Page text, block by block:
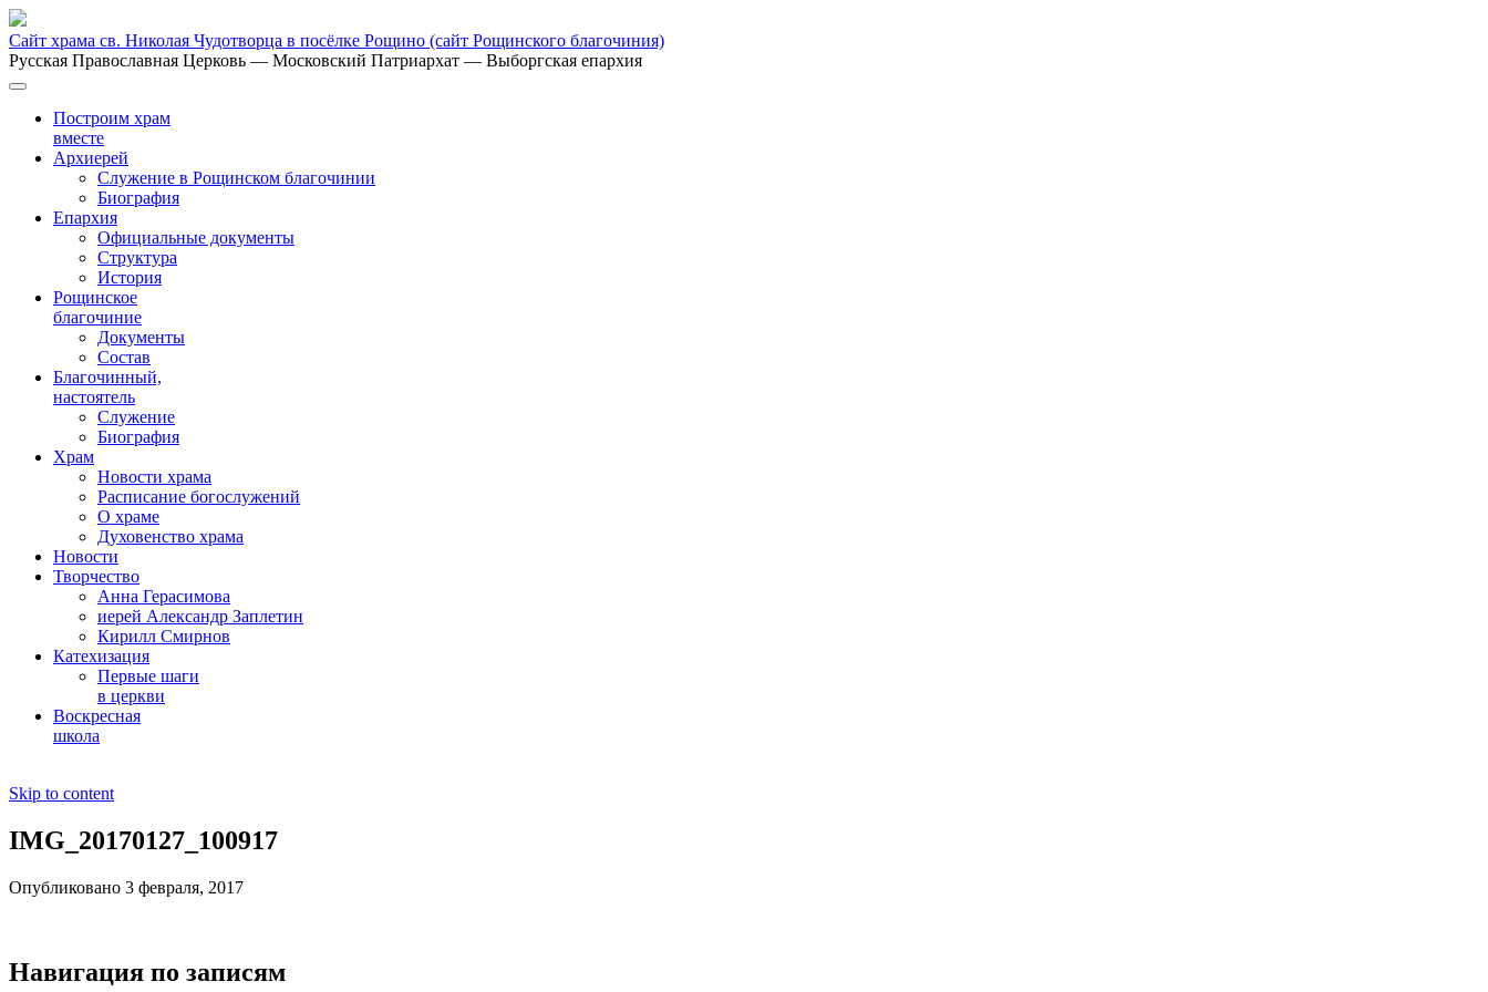
Сайт храма св. Николая Чудотворца в посёлке Рощино (сайт Рощинского благочиния)
Русская Православная Церковь — Московский Патриархат — Выборгская епархия
Построим храм
вместе
Архиерей
Служение в Рощинском благочинии
Биография
Епархия
Официальные документы
Структура
История
Рощинское
благочиние
Документы
Состав
Благочинный,
настоятель
Служение
Биография
Храм
Новости храма
Расписание богослужений
О храме
Духовенство храма
Новости
Творчество
Анна Герасимова
иерей Александр Заплетин
Кирилл Смирнов
Катехизация
Первые шаги
в церкви
Воскресная
школа
Skip to content
IMG_20170127_100917
Опубликовано 3 февраля, 2017
Навигация по записям